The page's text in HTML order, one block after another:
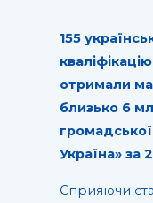
155
отримали
близько 6
громадської
Україна» за
Сприяючи